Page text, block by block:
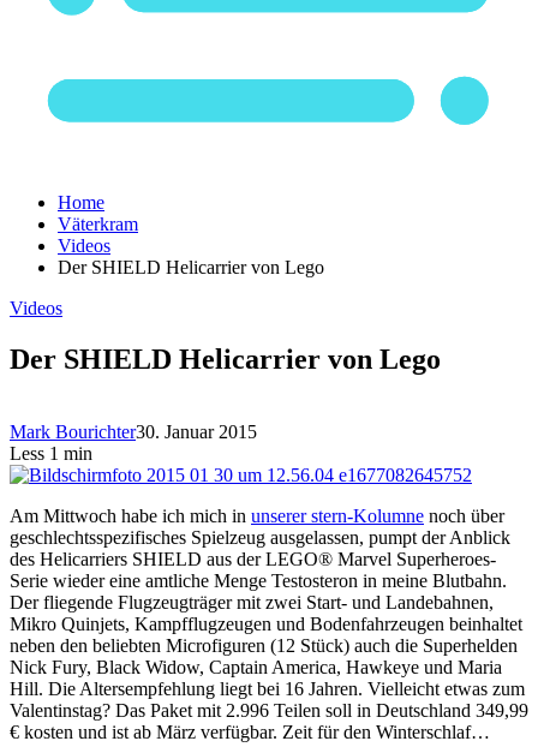
Home
Väterkram
Videos
Der SHIELD Helicarrier von Lego
Videos
Der SHIELD Helicarrier von Lego
Mark Bourichter30. Januar 2015
Less 1 min
Am Mittwoch habe ich mich in unserer stern-Kolumne noch über
geschlechtsspezifisches Spielzeug ausgelassen, pumpt der Anblick
des Helicarriers SHIELD aus der LEGO® Marvel Superheroes-
Serie wieder eine amtliche Menge Testosteron in meine Blutbahn.
Der fliegende Flugzeugträger mit zwei Start- und Landebahnen,
Mikro Quinjets, Kampfflugzeugen und Bodenfahrzeugen beinhaltet
neben den beliebten Microfiguren (12 Stück) auch die Superhelden
Nick Fury, Black Widow, Captain America, Hawkeye und Maria
Hill. Die Altersempfehlung liegt bei 16 Jahren. Vielleicht etwas zum
Valentinstag? Das Paket mit 2.996 Teilen soll in Deutschland 349,99
€ kosten und ist ab März verfügbar. Zeit für den Winterschlaf…